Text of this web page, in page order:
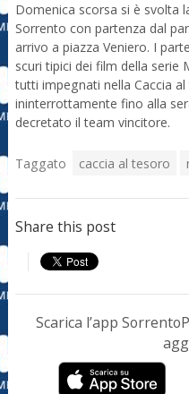
Domenica scorsa si è svolta
Sorrento con partenza dal
arrivo a piazza Veniero. I
scuri tipici dei film della serie
tutti impegnati nella Caccia
ininterrottamente fino alla
decretato il team vincitore.
Taggato caccia al tesoro
Share this post
Scarica l’app